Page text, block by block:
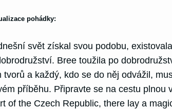
pohádky:
svět získal svou podobu,
Bree toužila po
a každý, kdo se do něj odvážil,
příběhu. Připravte se na cestu
of the Czech Republic, there lay a